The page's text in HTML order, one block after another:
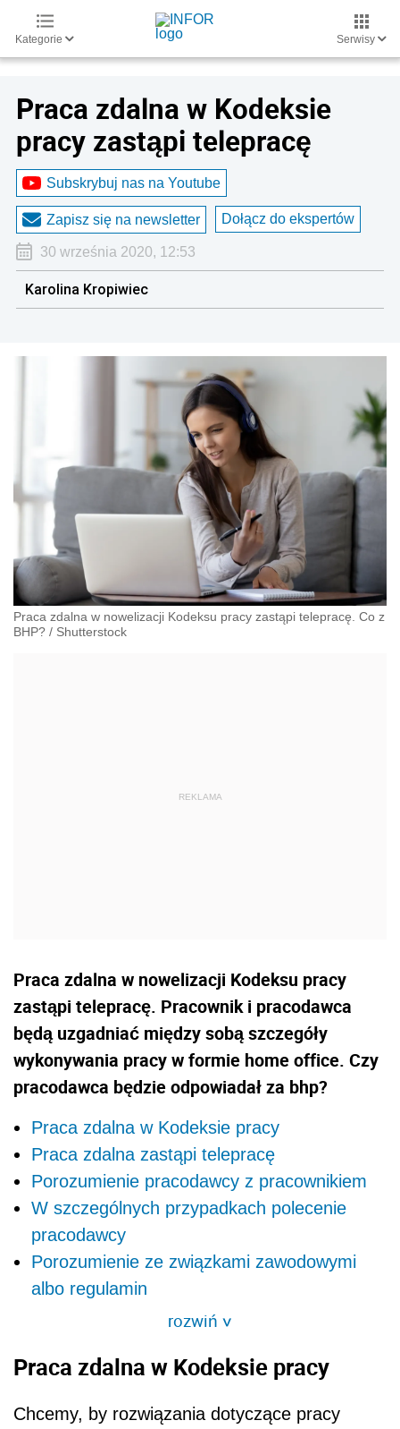
Kategorie Serwisy
Praca zdalna w Kodeksie
pracy zastąpi telepracę
Subskrybuj nas na Youtube
Zapisz się na newsletter Dołącz do ekspertów
30 września 2020, 12:53
Karolina Kropiwiec
Praca zdalna w nowelizacji Kodeksu pracy zastąpi telepracę. Co z
BHP? / Shutterstock
Praca zdalna w nowelizacji Kodeksu pracy
zastąpi telepracę. Pracownik i pracodawca
będą uzgadniać między sobą szczegóły
wykonywania pracy w formie home office. Czy
pracodawca będzie odpowiadał za bhp?
Praca zdalna w Kodeksie pracy
Praca zdalna zastąpi telepracę
Porozumienie pracodawcy z pracownikiem
W szczególnych przypadkach polecenie
pracodawcy
Porozumienie ze związkami zawodowymi
albo regulamin
rozwiń>
Praca zdalna w Kodeksie pracy
Chcemy, by rozwiązania dotyczące pracy